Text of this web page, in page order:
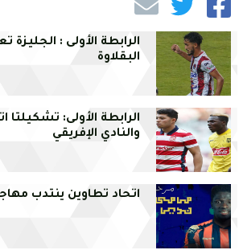
الرابطة الأولى :
البقلاوة
الرابطة الأولى: تشكيلتا
والنادي الإفريقي
اتحاد تطاوين ينتدب